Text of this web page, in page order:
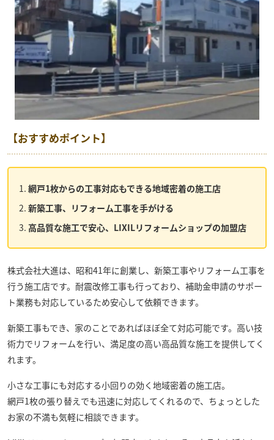
【おすすめポイント】
網戸1枚からの工事対応もできる地域密着の施工店
新築工事、リフォーム工事を手がける
高品質な施工で安心、LIXILリフォームショップの加盟店
株式会社大進は、昭和41年に創業し、新築工事やリフォーム工事を
行う施工店です。耐震改修工事も行っており、補助金申請のサポー
ト業務も対応しているため安心して依頼できます。
新築工事もでき、家のことであればほぼ全て対応可能です。高い技
術力でリフォームを行い、満足度の高い高品質な施工を提供してく
れます。
小さな工事にも対応する小回りの効く地域密着の施工店。
網戸1枚の張り替えでも迅速に対応してくれるので、ちょっとした
お家の不満も気軽に相談できます。